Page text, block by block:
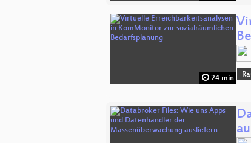
24 min